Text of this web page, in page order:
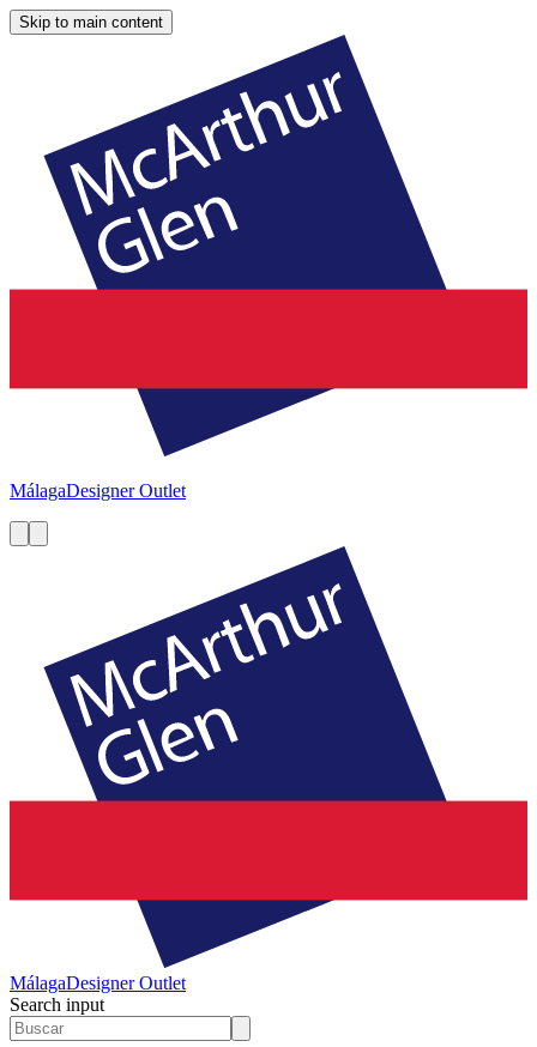
Skip to main content
MálagaDesigner Outlet
MálagaDesigner Outlet
Search input